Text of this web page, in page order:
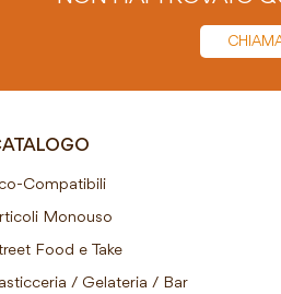
Compatibili
Monouso
Food e Take
/ Gelateria / Bar